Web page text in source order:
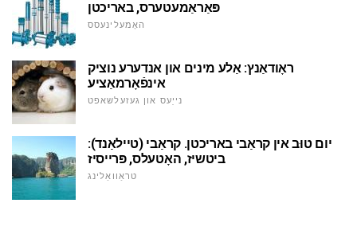
פּאַראַמעטערס, באריכטן
האָמעלינעסס
ראָודאַנץ: אַלע מינים און אנדערע נוציק
אינפֿאָרמאַציע
נייַעס און געזעלשאפט
יום טוּב אין קראַבי באריכטן. קראַבי (טיילאַנד):
ביטשיז, האָטעלס, פּרייסיז
טראַוואַלינג